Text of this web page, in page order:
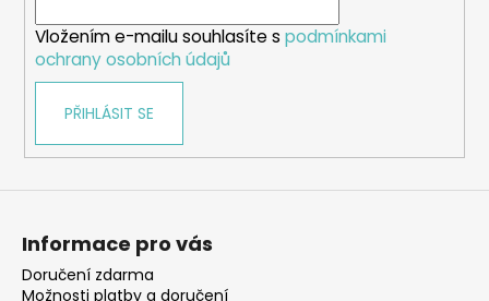
Vložením e-mailu souhlasíte s podmínkami
ochrany osobních údajů
PŘIHLÁSIT SE
Informace pro vás
Doručení zdarma
Možnosti platby a doručení